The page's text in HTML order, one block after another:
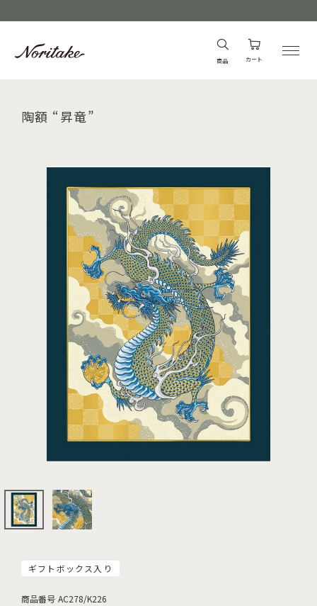
商品 カート
陶額 “昇竜”
ギフトボックス入り
商品番号 AC278/K226